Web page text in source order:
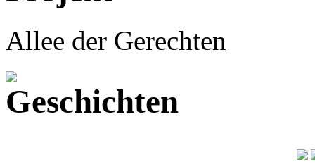
Allee der Gerechten